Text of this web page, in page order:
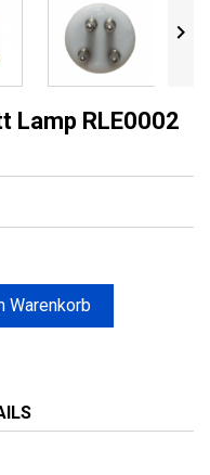

Lamp RLE0002
Warenkorb